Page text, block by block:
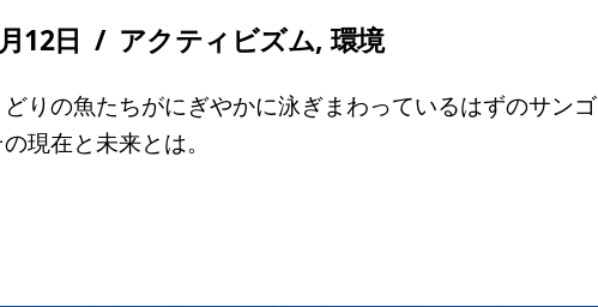
12日 / アクティビズム,環境
りの魚たちがにぎやかに泳ぎまわっているはずのサンゴ
現在と未来とは。